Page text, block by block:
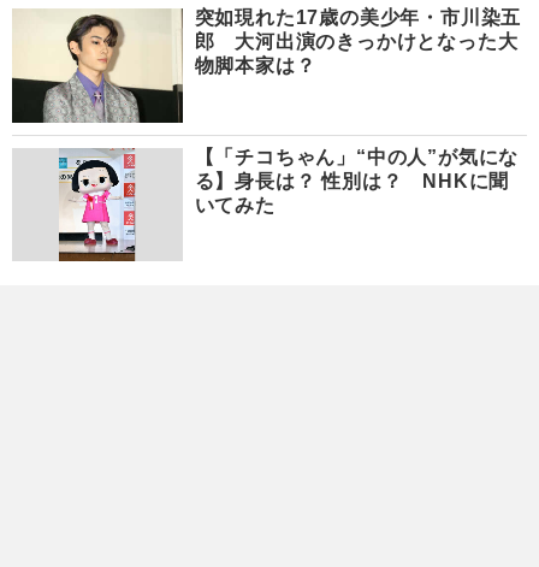
突如現れた17歳の美少年・市川染五
郎 大河出演のきっかけとなった大
物脚本家は？
【「チコちゃん」“中の人”が気にな
る】身長は？ 性別は？ NHKに聞
いてみた